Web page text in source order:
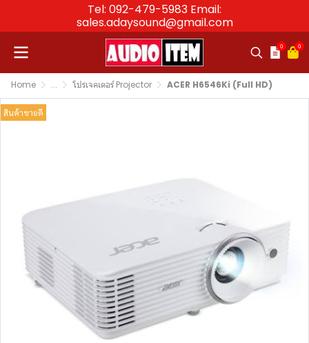
Tel: 092-479-5983 Email:
sales.adaysound@gmail.com
0 0
Home ... โปรเจคเตอร์ Projector ACER H6546Ki (Full HD)
สินค้าขายดี